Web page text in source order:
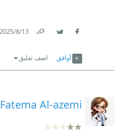
13‏/8‏/2025
أوافق اضف تعليق
Fatema Al-azemi